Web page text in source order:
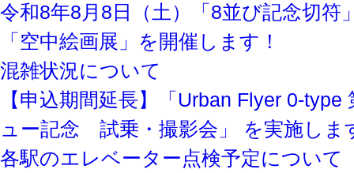
令和8年8⽉8⽇（土）「8並び記念切符
「空中絵画展」を開催します！
混雑状況について
【申込期間延長】「Urban Flyer 0-type
ュー記念 試乗・撮影会」 を実施しま
各駅のエレベーター点検予定について